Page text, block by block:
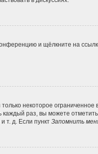
и щёлкните на
некоторое ограниченное
каждый раз, вы можете
т. д. Если пункт Запомнить